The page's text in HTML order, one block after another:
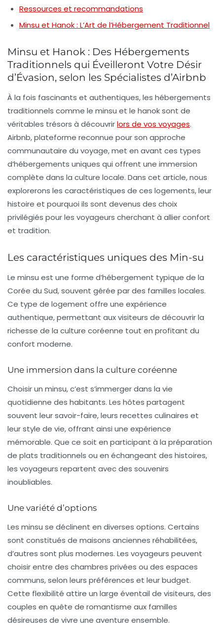
Ressources et recommandations
Minsu et Hanok : L’Art de l’Hébergement Traditionnel
Minsu et Hanok : Des Hébergements
Traditionnels qui Éveilleront Votre Désir
d’Évasion, selon les Spécialistes d’Airbnb
À la fois fascinants et authentiques, les hébergements
traditionnels comme le minsu et le hanoksont de
véritables trésors à découvrirlors de vos voyages.
Airbnb, plateforme reconnue pour son approche
communautaire du voyage, met en avant ces types
d’hébergements uniques qui offrent une immersion
complète dans la culture locale. Dans cet article, nous
explorerons les caractéristiques de ces logements, leur
histoire et pourquoi ils sont devenus des choix
privilégiés pour les voyageurs cherchant à allier confort
et tradition.
Les caractéristiques uniques des Min-su
Le minsu est une forme d’hébergement typique de la
Corée du Sud, souvent gérée par des familles locales.
Ce type de logement offre une expérience
authentique, permettant aux visiteurs de découvrir la
richesse de la culture coréenne tout en profitant du
confort moderne.
Une immersion dans la culture coréenne
Choisir un minsu, c’est s’immerger dans la vie
quotidienne des habitants. Les hôtes partagent
souvent leur savoir-faire, leurs recettes culinaires et
leur style de vie, offrant ainsi une expérience
mémorable. Que ce soit en participant à la préparation
de plats traditionnels ou en échangeant des histoires,
les voyageurs repartent avec des souvenirs
inoubliables.
Une variété d’options
Les minsu se déclinent en diverses options. Certains
sont constitués de maisons anciennes réhabilitées,
d’autres sont plus modernes. Les voyageurs peuvent
choisir entre des chambres privées ou des espaces
communs, selon leurs préférences et leur budget.
Cette flexibilité attire un large éventail de visiteurs, des
couples en quête de romantisme aux familles
désireuses de vivre une aventure ensemble.